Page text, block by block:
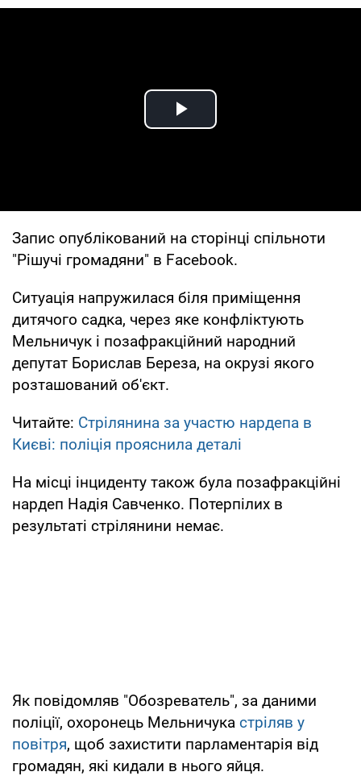
Play Video
Запис опублікований на сторінці спільноти
"Рішучі громадяни" в Facebook.
Ситуація напружилася біля приміщення
дитячого садка, через яке конфліктують
Мельничук і позафракційний народний
депутат Борислав Береза, на окрузі якого
розташований об'єкт.
Читайте: Стрілянина за участю нардепа в
Києві: поліція прояснила деталі
На місці інциденту також була позафракційні
нардеп Надія Савченко. Потерпілих в
результаті стрілянини немає.
Як повідомляв "Обозреватель", за даними
поліції, охоронець Мельничука стріляв у
повітря, щоб захистити парламентарія від
громадян, які кидали в нього яйця.